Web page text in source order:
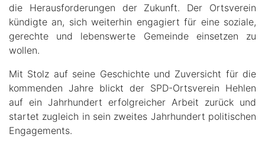
die Herausforderungen der Zukunft. Der Ortsverein
kündigte an, sich weiterhin engagiert für eine soziale,
gerechte und lebenswerte Gemeinde einsetzen zu
wollen.
Mit Stolz auf seine Geschichte und Zuversicht für die
kommenden Jahre blickt der SPD-Ortsverein Hehlen
auf ein Jahrhundert erfolgreicher Arbeit zurück und
startet zugleich in sein zweites Jahrhundert politischen
Engagements.